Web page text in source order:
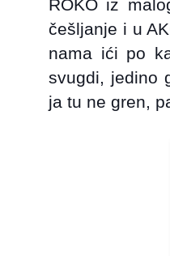
ROKO iz
češljanje i u
nama ići po
svugdi, jedino
ja tu ne gren,